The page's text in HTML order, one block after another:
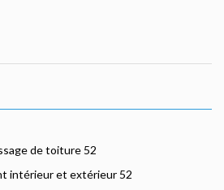
de toiture 52
intérieur et extérieur 52